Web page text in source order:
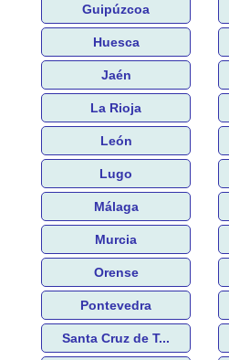
Guipúzcoa
Huesca
Jaén
La Rioja
León
Lugo
Málaga
Murcia
Orense
Pontevedra
Santa Cruz de T...